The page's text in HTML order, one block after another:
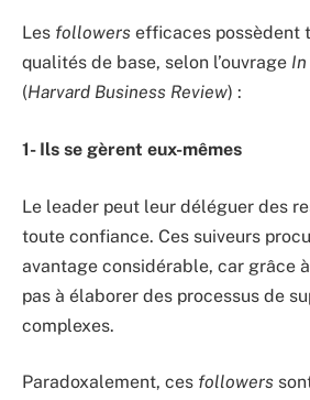
Les followers efficaces possèdent
qualités de base, selon l’ouvrage
(Harvard Business Review) :
1- Ils se gèrent eux-mêmes
Le leader peut leur déléguer des
toute confiance. Ces suiveurs
avantage considérable, car grâce à
pas à élaborer des processus de
complexes.
Paradoxalement, ces followers